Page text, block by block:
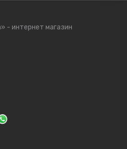
- интернет магазин